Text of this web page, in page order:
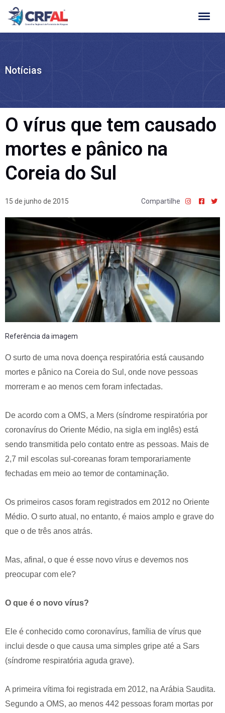
Ir
para
Notícias
O vírus que tem causado
mortes e pânico na
Coreia do Sul
15 de junho de 2015 Compartilhe
Referência da imagem
O surto de uma nova doença respiratória está causando
mortes e pânico na Coreia do Sul, onde nove pessoas
morreram e ao menos cem foram infectadas.
De acordo com a OMS, a Mers (síndrome respiratória por
coronavírus do Oriente Médio, na sigla em inglês) está
sendo transmitida pelo contato entre as pessoas. Mais de
2,7 mil escolas sul-coreanas foram temporariamente
fechadas em meio ao temor de contaminação.
Os primeiros casos foram registrados em 2012 no Oriente
Médio. O surto atual, no entanto, é maios amplo e grave do
que o de três anos atrás.
Mas, afinal, o que é esse novo vírus e devemos nos
preocupar com ele?
O que é o novo vírus?
Ele é conhecido como coronavírus, família de vírus que
inclui desde o que causa uma simples gripe até a Sars
(síndrome respiratória aguda grave).
A primeira vítima foi registrada em 2012, na Arábia Saudita.
Segundo a OMS, ao menos 442 pessoas foram mortas por